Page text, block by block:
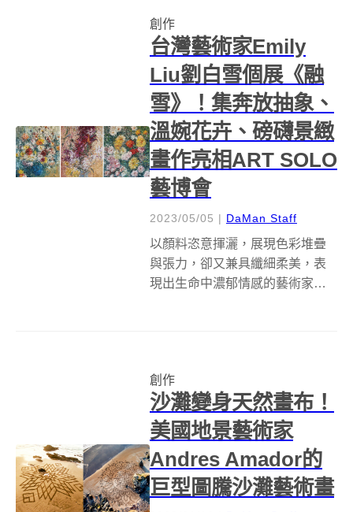
都是人的汗水！設計師兼藝術家...
創作
台灣藝術家Emily
Liu劉白雪個展《融
雪》！集奔放抽象、
溫婉花卉、磅礴景緻
畫作亮相ART SOLO
藝博會
2023/05/05 | DaMan Staff
以顏料恣意揮灑，展現色彩堆疊
與張力，卻又兼具纖細柔美，表
現出生命中濃郁情感的藝術家
蟄伏與沉潛創作，如今將於 AR...
創作
沙灘變身天然畫布！
美國地景藝術家
Andres Amador的
巨型圖騰沙灘藝術畫